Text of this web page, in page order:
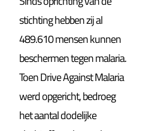
stichting hebben zij al
489.610 mensen kunnen
beschermen tegen malaria.
Toen Drive Against Malaria
werd opgericht, bedroeg
het aantal dodelijke